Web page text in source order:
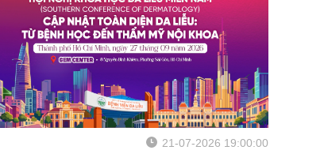
21-07-2026 19:00:00